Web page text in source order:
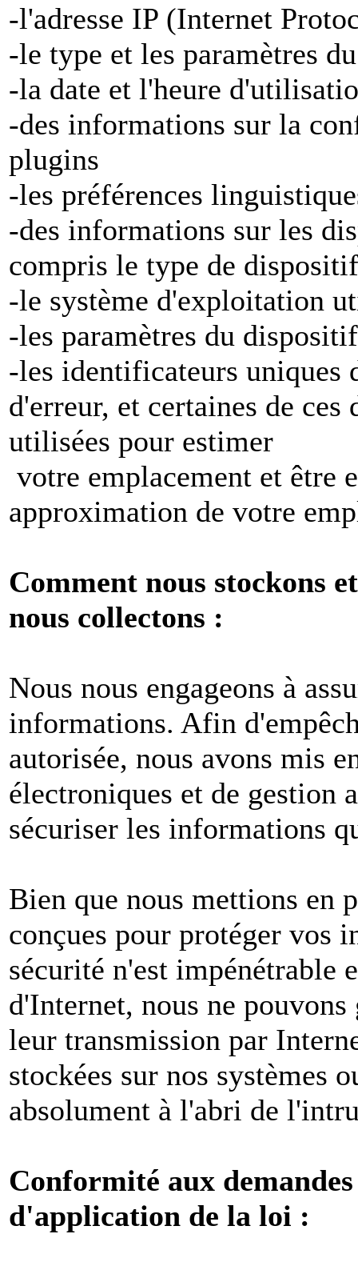
-l'adresse IP (Internet
-le type et les paramètres
-la date et l'heure
-des informations sur la
plugins
-les préférences
-des informations sur les
compris le type de dispositif
-le système d'exploitation
-les paramètres du dispositif
-les identificateurs uniques
d'erreur, et certaines de
utilisées pour estimer
votre emplacement et être
approximation de votre
Comment nous stockons
nous collectons :
Nous nous engageons à
informations. Afin
autorisée, nous avons mis
électroniques et de gestion
sécuriser les informations
Bien que nous mettions en
conçues pour protéger vos
sécurité n'est impénétrable
d'Internet, nous ne
leur transmission par
stockées sur nos systèmes
absolument à l'abri de
Conformité aux
d'application de la loi :